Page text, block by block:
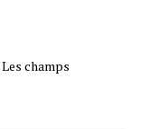
Les champs